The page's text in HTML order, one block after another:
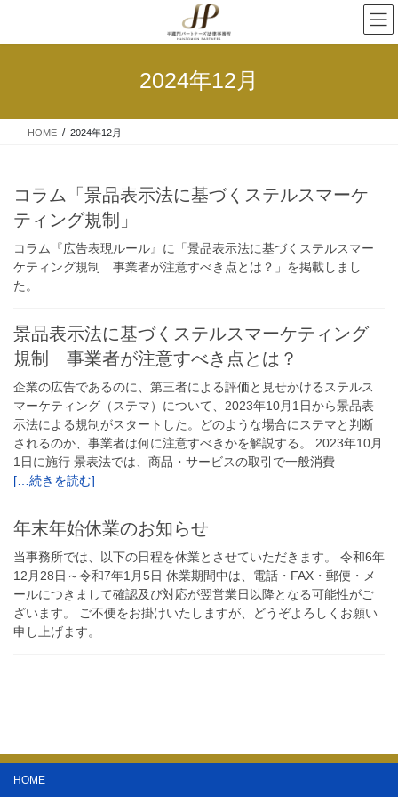
2024年12月
HOME 2024年12月
コラム「景品表示法に基づくステルスマーケ
ティング規制」
コラム『広告表現ルール』に「景品表示法に基づくステルスマー
ケティング規制 事業者が注意すべき点とは？」を掲載しまし
た。
景品表示法に基づくステルスマーケティング
規制 事業者が注意すべき点とは？
企業の広告であるのに、第三者による評価と見せかけるステルス
マーケティング（ステマ）について、2023年10月1日から景品表
示法による規制がスタートした。どのような場合にステマと判断
されるのか、事業者は何に注意すべきかを解説する。 2023年10月
1日に施行 景表法では、商品・サービスの取引で一般消費
[…続きを読む]
年末年始休業のお知らせ
当事務所では、以下の日程を休業とさせていただきます。 令和6年
12月28日～令和7年1月5日 休業期間中は、電話・FAX・郵便・メ
ールにつきまして確認及び対応が翌営業日以降となる可能性がご
ざいます。 ご不便をお掛けいたしますが、どうぞよろしくお願い
申し上げます。
HOME